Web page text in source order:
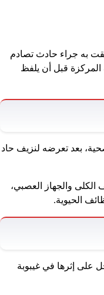
الخطيرة التي لحقت به جراء حادث تصادم
قبل أن يلفظ
بعد تعرضه لنزيف حاد
والجهاز العصبي،
الحيوية.
على إثرها في غيبوبة